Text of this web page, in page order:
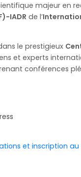
majeur en
IADR de l’
le prestigieux
et experts
conférences
et inscription au